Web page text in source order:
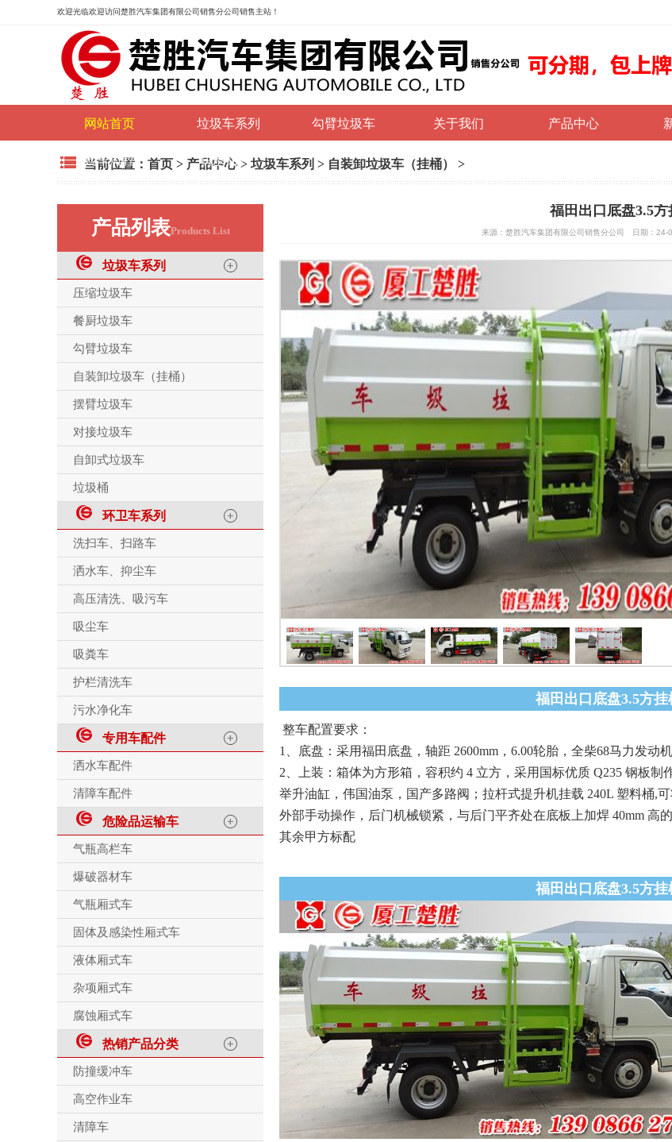
欢迎光临欢迎访问楚胜汽车集团有限公司销售分公司销售主站！
网站首页 垃圾车系列 勾臂垃圾车 关于我们 产品中心
购车流程 联系我们
当前位置： 首页 > 产品中心> 垃圾车系列 > 自装卸垃圾车（挂桶） >
产品列表Products List
垃圾车系列
压缩垃圾车
餐厨垃圾车
勾臂垃圾车
自装卸垃圾车（挂桶）
摆臂垃圾车
对接垃圾车
自卸式垃圾车
垃圾桶
环卫车系列
洗扫车、扫路车
洒水车、抑尘车
高压清洗、吸污车
吸尘车
吸粪车
护栏清洗车
污水净化车
专用车配件
洒水车配件
清障车配件
危险品运输车
气瓶高栏车
爆破器材车
气瓶厢式车
固体及感染性厢式车
液体厢式车
杂项厢式车
腐蚀厢式车
热销产品分类
防撞缓冲车
高空作业车
清障车
福田出口底盘3.5
来源：楚胜汽车集团有限公司销售分公司 日期：
福田出口底盘3.5方
整车配置要求：
1、底盘：采用福田底盘，轴距 2600mm，6.00轮胎，全柴68马力发动机
2、上装：箱体为方形箱，容积约 4 立方，采用国标优质 Q235 钢板制
举升油缸，伟国油泵，国产多路阀；拉杆式提升机挂载 240L 塑料桶,
外部手动操作，后门机械锁紧，与后门平齐处在底板上加焊 40mm 高
其余甲方标配
福田出口底盘3.5方